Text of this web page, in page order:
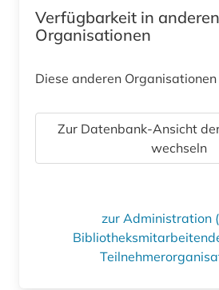
Verfügbarkeit in anderen
Organisationen
Diese anderen Organisationen
Zur Datenbank-Ansicht
wechseln
zur Administration